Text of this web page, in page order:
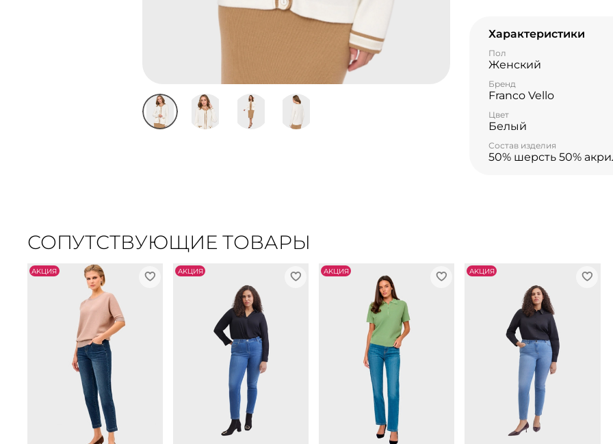
Характеристики
Пол
Женский
Бренд
Franco Vello
Цвет
Белый
Состав изделия
50% шерсть 50%
СОПУТСТВУЮЩИЕ ТОВАРЫ
АKЦИЯ АKЦИЯ АKЦИЯ АKЦИЯ